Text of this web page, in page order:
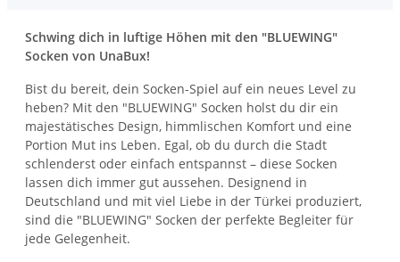
Schwing dich in luftige Höhen mit den "BLUEWING"
Socken von UnaBux!
Bist du bereit, dein Socken-Spiel auf ein neues Level zu
heben? Mit den "BLUEWING" Socken holst du dir ein
majestätisches Design, himmlischen Komfort und eine
Portion Mut ins Leben. Egal, ob du durch die Stadt
schlenderst oder einfach entspannst – diese Socken
lassen dich immer gut aussehen. Designend in
Deutschland und mit viel Liebe in der Türkei produziert,
sind die "BLUEWING" Socken der perfekte Begleiter für
jede Gelegenheit.